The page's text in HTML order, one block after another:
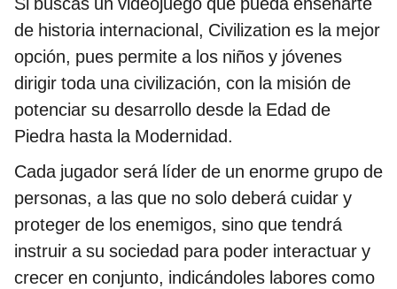
de historia internacional, Civilization es la mejor
opción, pues permite a los niños y jóvenes
dirigir toda una civilización, con la misión de
potenciar su desarrollo desde la Edad de
Piedra hasta la Modernidad.
Cada jugador será líder de un enorme grupo de
personas, a las que no solo deberá cuidar y
proteger de los enemigos, sino que tendrá
instruir a su sociedad para poder interactuar y
crecer en conjunto, indicándoles labores como